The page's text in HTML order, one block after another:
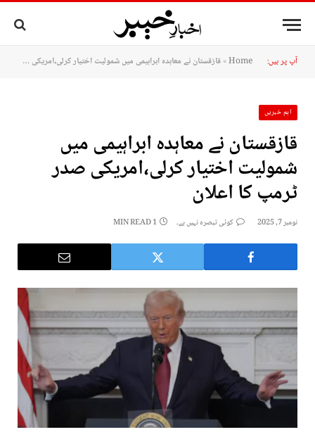
آپ پر ہیں: Home
»قازقستان نے معاہدہ ابراہیمی میں شمولیت اختیار کرلی،امریکی صدر ٹرمپ کا اعلان
اہم خبریں
قازقستان نے معاہدہ ابراہیمی میں
شمولیت اختیار کرلی،امریکی صدر
ٹرمپ کا اعلان
نومبر 7, 2025 کوئی تبصرہ نہیں ہے۔ 1 MIN READ